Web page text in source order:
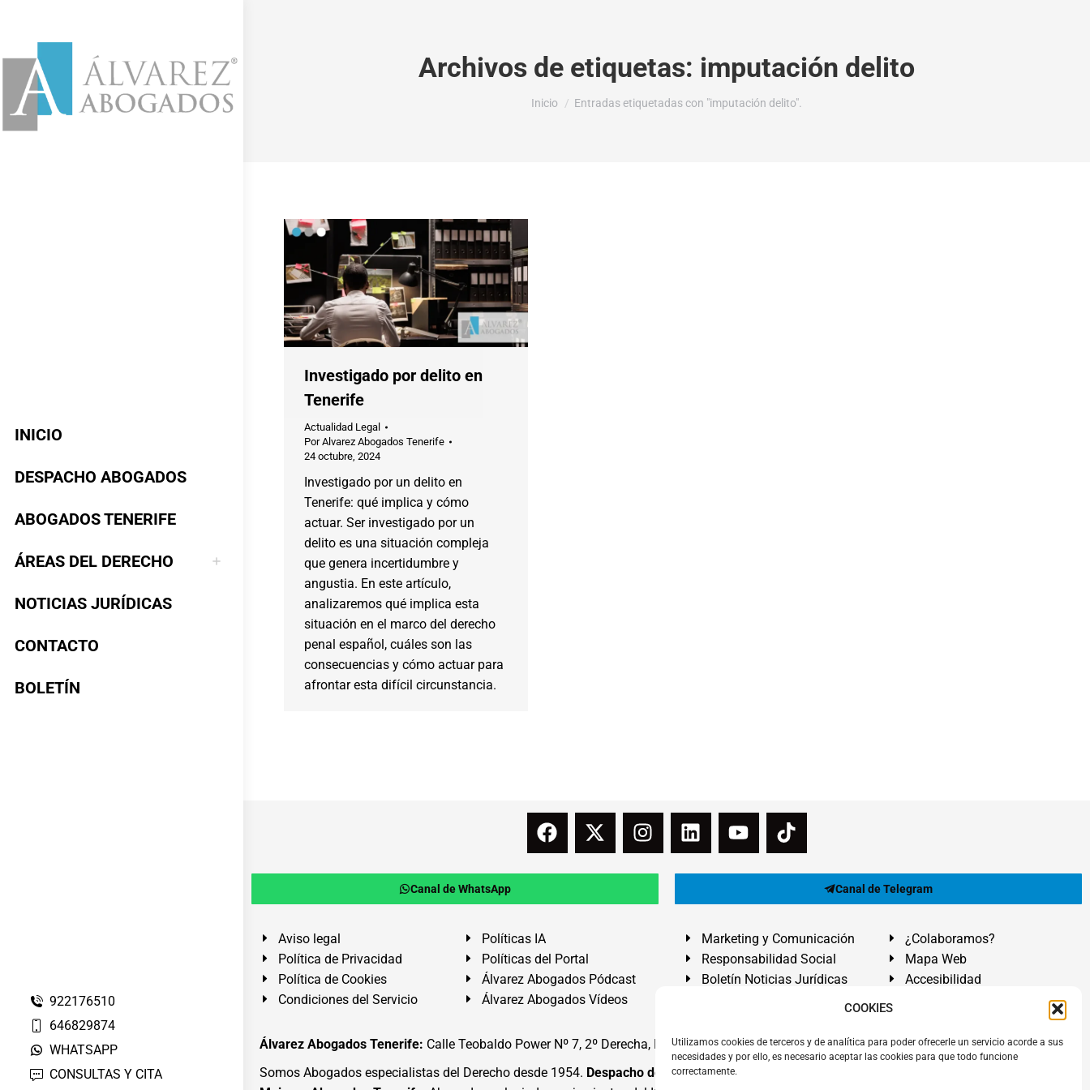
COOKIES
Utilizamos cookies de terceros y de analítica para poder ofrecerle un servicio acorde a sus
necesidades y por ello, es necesario aceptar las cookies para que todo funcione
correctamente.
INICIO
DESPACHO ABOGADOS
ABOGADOS TENERIFE
ÁREAS DEL DERECHO
NOTICIAS JURÍDICAS
CONTACTO
BOLETÍN
922176510
646829874
WHATSAPP
CONSULTAS Y CITA
Archivos de etiquetas: imputación delito
Estás aquí:
Inicio Entradas etiquetadas con "imputación delito".
Investigado por delito en
Tenerife
Actualidad Legal
PorAlvarez Abogados Tenerife
24 octubre, 2024
Investigado por un delito en
Tenerife: qué implica y cómo
actuar. Ser investigado por un
delito es una situación compleja
que genera incertidumbre y
angustia. En este artículo,
analizaremos qué implica esta
situación en el marco del derecho
penal español, cuáles son las
consecuencias y cómo actuar para
afrontar esta difícil circunstancia.
Canal de WhatsApp Canal de Telegram
Aviso legal
Política de Privacidad
Política de Cookies
Condiciones del Servicio
Políticas IA
Políticas del Portal
Álvarez Abogados Pódcast
Álvarez Abogados Vídeos
Marketing y Comunicación
Responsabilidad Social
Boletín Noticias Jurídicas
¿Colaboramos?
Mapa Web
Accesibilidad
Álvarez Abogados Tenerife: Calle Teobaldo Power Nº 7, 2º Derecha, El Médano, Granadilla de Abona, Santa Cruz de Tenerife. Islas Canarias.
Somos Abogados especialistas del Derecho desde 1954. Despacho de Abogados El Médano